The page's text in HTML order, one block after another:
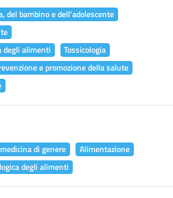
del bambino e dell'adolescente
degli alimenti
Tossicologia
e promozione della salute
di genere
Alimentazione
degli alimenti